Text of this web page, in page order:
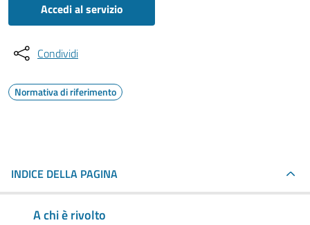
Accedi al servizio
Condividi
Normativa di riferimento
INDICE DELLA PAGINA
A chi è rivolto